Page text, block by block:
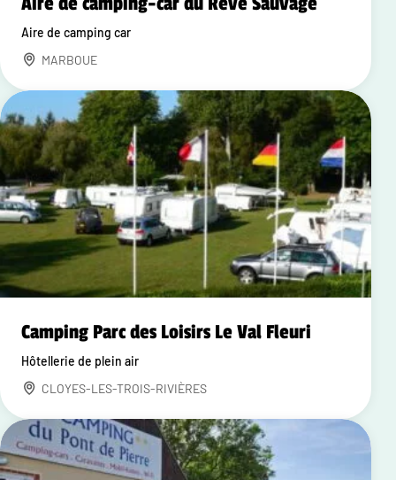
Aire de camping car
MARBOUE
Camping Parc des Loisirs Le Val Fleuri
Hôtellerie de plein air
CLOYES-LES-TROIS-RIVIÈRES